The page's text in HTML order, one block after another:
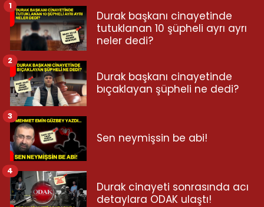
Durak başkanı cinayetinde
tutuklanan 10 şüpheli ayrı ayrı
neler dedi?
1
Durak başkanı cinayetinde
bıçaklayan şüpheli ne dedi?
2
Sen neymişsin be abi!
3
Durak cinayeti sonrasında acı
detaylara ODAK ulaştı!
4